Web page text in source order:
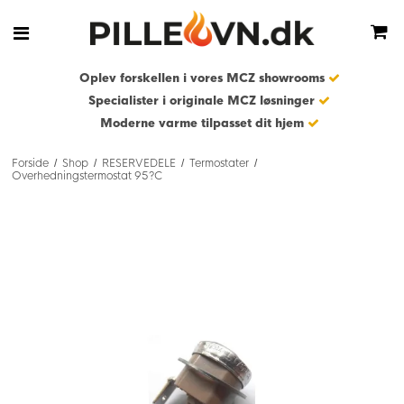
Oplev forskellen i vores MCZ showrooms
Specialister i originale MCZ løsninger
Moderne varme tilpasset dit hjem
Forside / Shop / RESERVEDELE / Termostater /
Overhedningstermostat 95?C